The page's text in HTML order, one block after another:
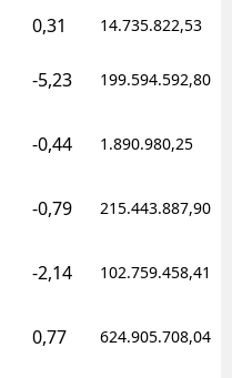
0,31 14.735.822,53
-5,23 199.594.592,80
-0,44 1.890.980,25
-0,79 215.443.887,90
-2,14 102.759.458,41
0,77 624.905.708,04